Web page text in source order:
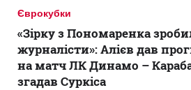
Єврокубки
«Зірку з Пономаренка
журналісти»: Алієв дав
на матч ЛК Динамо –
згадав Суркіса